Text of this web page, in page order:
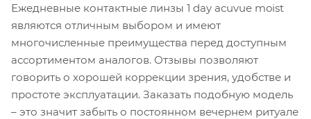
Ежедневные контактные линзы 1 day acuvue moist
являются отличным выбором и имеют
многочисленные преимущества перед доступным
ассортиментом аналогов. Отзывы позволяют
говорить о хорошей коррекции зрения, удобстве и
простоте эксплуатации. Заказать подобную модель
– это значит забыть о постоянном вечернем ритуале